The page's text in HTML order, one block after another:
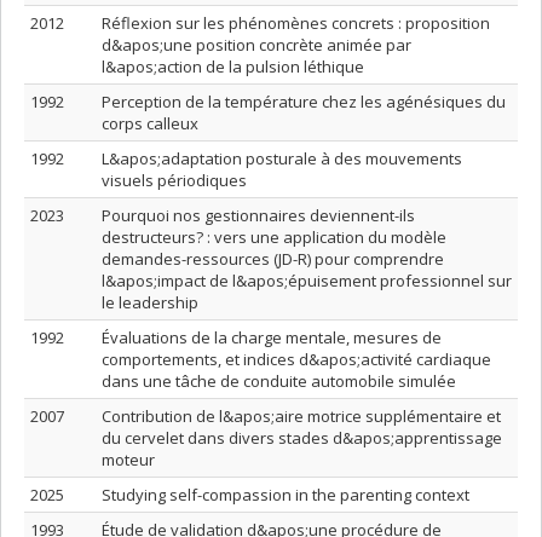
2012
Réflexion sur les phénomènes concrets : proposition
d&apos;une position concrète animée par
l&apos;action de la pulsion léthique
1992
Perception de la température chez les agénésiques du
corps calleux
1992
L&apos;adaptation posturale à des mouvements
visuels périodiques
2023
Pourquoi nos gestionnaires deviennent-ils
destructeurs? : vers une application du modèle
demandes-ressources (JD-R) pour comprendre
l&apos;impact de l&apos;épuisement professionnel sur
le leadership
1992
Évaluations de la charge mentale, mesures de
comportements, et indices d&apos;activité cardiaque
dans une tâche de conduite automobile simulée
2007
Contribution de l&apos;aire motrice supplémentaire et
du cervelet dans divers stades d&apos;apprentissage
moteur
2025
Studying self-compassion in the parenting context
1993
Étude de validation d&apos;une procédure de